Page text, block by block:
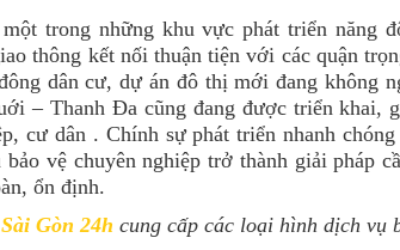
trong những khu vực phát triển năng
thông kết nối thuận tiện với các quận
dân cư, dự án đô thị mới đang không
– Thanh Đa cũng đang được triển khai,
cư dân . Chính sự phát triển nhanh
vệ chuyên nghiệp trở thành giải pháp
ổn định.
Gòn 24h cung cấp các loại hình dịch vụ